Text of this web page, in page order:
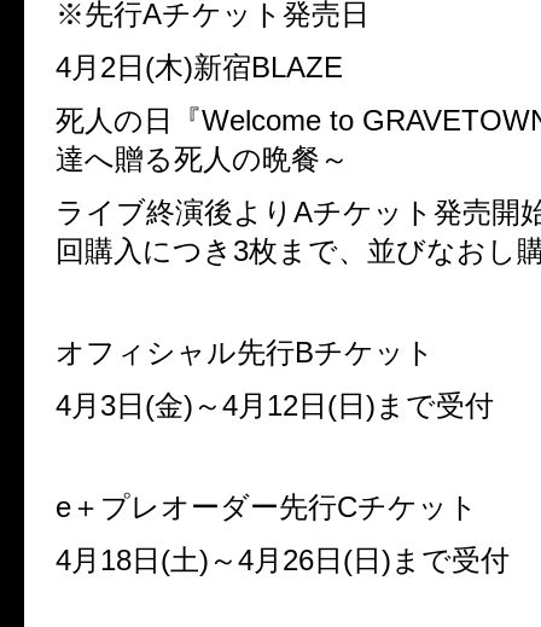
※先行Aチケット発売日
4月2日(木)新宿BLAZE
死人の日『Welcome to
達へ贈る死人の晩餐～
ライブ終演後よりAチケット発売開
回購入につき3枚まで、並びなおし
オフィシャル先行Bチケット
4月3日(金)～4月12日(日)まで受付
e＋プレオーダー先行Cチケット
4月18日(土)～4月26日(日)まで受付